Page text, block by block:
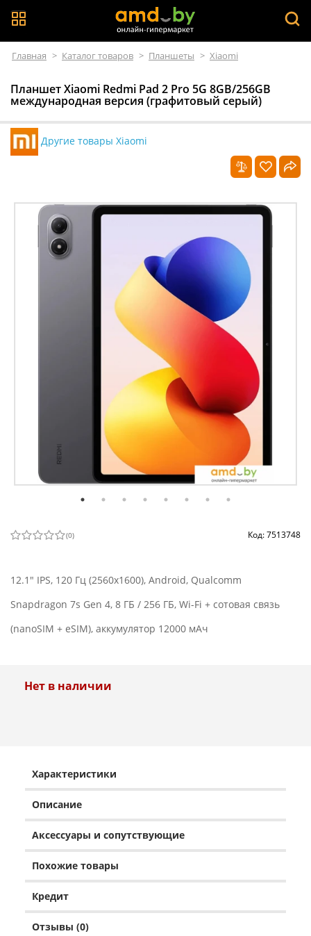
Главная > Каталог товаров > Планшеты > Xiaomi
Планшет Xiaomi Redmi Pad 2 Pro 5G 8GB/256GB
международная версия (графитовый серый)
Другие товары Xiaomi
(0) Код: 7513748
12.1" IPS, 120 Гц (2560x1600), Android, Qualcomm
Snapdragon 7s Gen 4, 8 ГБ / 256 ГБ, Wi-Fi + сотовая связь
(nanoSIM + eSIM), аккумулятор 12000 мАч
Нет в наличии
Характеристики
Описание
Аксессуары и сопутствующие
Похожие товары
Кредит
Отзывы (0)